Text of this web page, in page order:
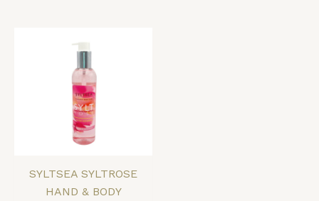
SYLTSEA SYLTROSE
HAND & BODY